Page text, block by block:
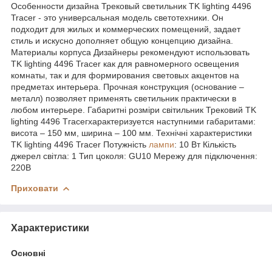
Особенности дизайна Трековый светильник TK lighting 4496
Tracer - это универсальная модель светотехники. Он
подходит для жилых и коммерческих помещений, задает
стиль и искусно дополняет общую концепцию дизайна.
Материалы корпуса Дизайнеры рекомендуют использовать
TK lighting 4496 Tracer как для равномерного освещения
комнаты, так и для формирования световых акцентов на
предметах интерьера. Прочная конструкция (основание –
металл) позволяет применять светильник практически в
любом интерьере. Габаритні розміри світильник Трековий TK
lighting 4496 Тгасегхарактеризуется наступними габаритами:
висота – 150 мм, ширина – 100 мм. Технічні характеристики
TK lighting 4496 Tracer Потужність лампи: 10 Вт Кількість
джерел світла: 1 Тип цоколя: GU10 Мережу для підключення:
220В
Приховати
Характеристики
Основні